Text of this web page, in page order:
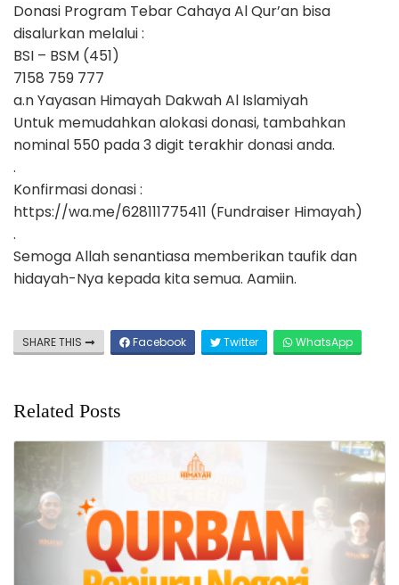
Donasi Program Tebar Cahaya Al Qur’an bisa
disalurkan melalui :
BSI – BSM (451)
7158 759 777
a.n Yayasan Himayah Dakwah Al Islamiyah
Untuk memudahkan alokasi donasi, tambahkan
nominal 550 pada 3 digit terakhir donasi anda.
.
Konfirmasi donasi :
https://wa.me/628111775411 (Fundraiser Himayah)
.
Semoga Allah senantiasa memberikan taufik dan
hidayah-Nya kepada kita semua. Aamiin.
SHARE THIS Facebook Twitter WhatsApp
Related Posts